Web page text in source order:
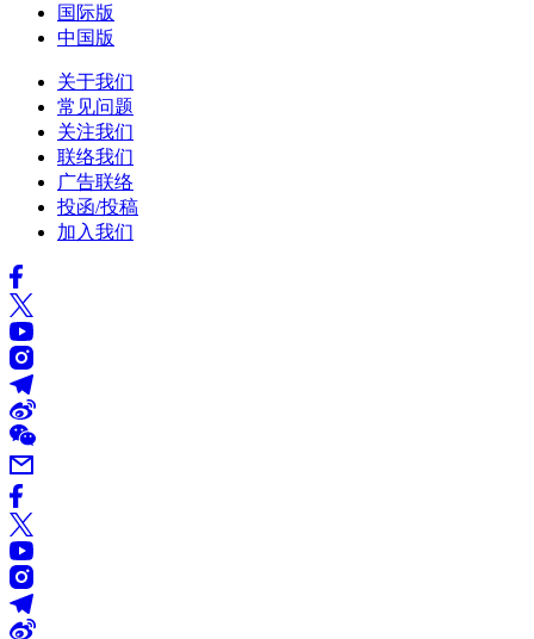
国际版
中国版
关于我们
常见问题
关注我们
联络我们
广告联络
投函/投稿
加入我们